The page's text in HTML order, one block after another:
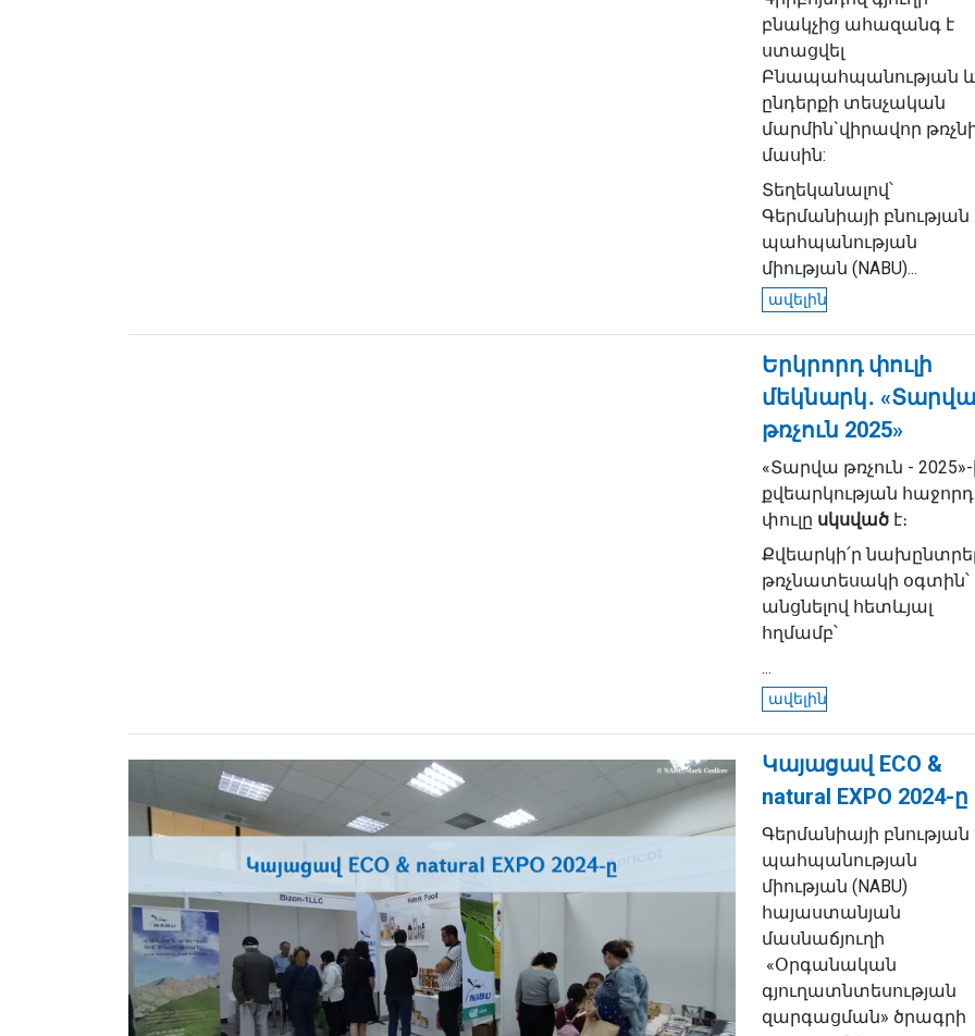
բնակչից ահազանգ է
ստացվել
Բնապահպանության
ընդերքի տեսչական
մարմին`վիրավոր
մասին:
Տեղեկանալով՝
Գերմանիայի բնության
պահպանության
միության (NABU)...
ավելին
Երկրորդ փուլի
մեկնարկ․ «Տարվա
թռչուն 2025»
«Տարվա թռչուն -
քվեարկության հաջորդ
փուլը սկսված է։
Քվեարկի՛ր
թռչնատեսակի օգտին՝
անցնելով հետևյալ
հղմամբ՝
...
ավելին
Կայացավ ECO &
natural EXPO 2024-ը
Գերմանիայի բնության
պահպանության
միության (NABU)
հայաստանյան
մասնաճյուղի
«Օրգանական
գյուղատնտեսության
զարգացման» ծրագրի